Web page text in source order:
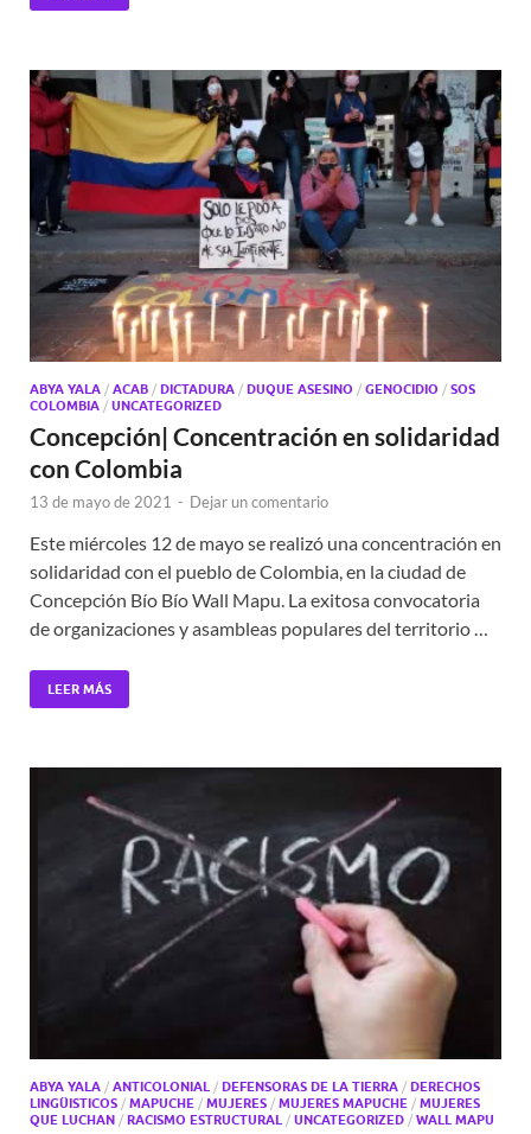
ABYA YALA / ACAB / DICTADURA / DUQUE ASESINO / GENOCIDIO / SOS
COLOMBIA / UNCATEGORIZED
Concepción| Concentración en solidaridad
con Colombia
13 de mayo de 2021 - Dejar un comentario
Este miércoles 12 de mayo se realizó una concentración en
solidaridad con el pueblo de Colombia, en la ciudad de
Concepción Bío Bío Wall Mapu. La exitosa convocatoria
de organizaciones y asambleas populares del territorio …
LEER MÁS
ABYA YALA / ANTICOLONIAL / DEFENSORAS DE LA TIERRA / DERECHOS
LINGÜISTICOS / MAPUCHE / MUJERES / MUJERES MAPUCHE / MUJERES
QUE LUCHAN / RACISMO ESTRUCTURAL / UNCATEGORIZED / WALL MAPU